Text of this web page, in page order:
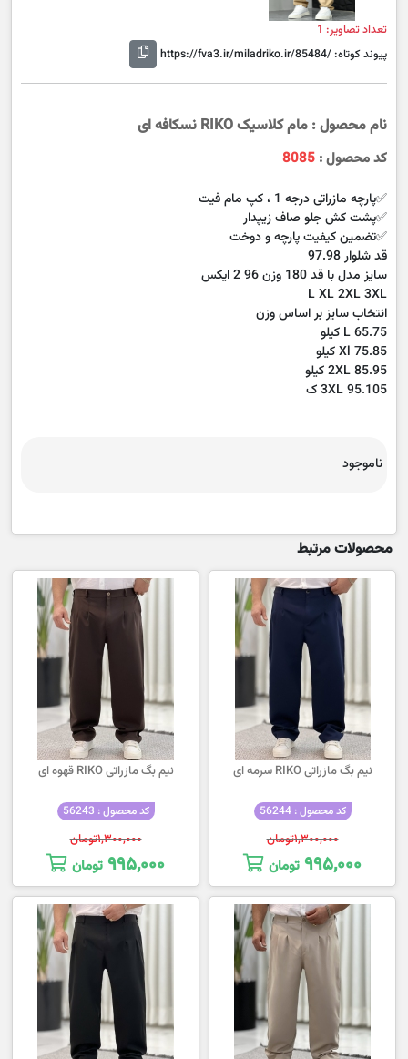
تعداد تصاویر: 1
پیوند کوتاه:https://fva3.ir/miladriko.ir/85484/
نام محصول : مام کلاسیک RIKO نسکافه ای
کد محصول : 8085
✅️پارچه مازراتی درجه 1 ، کپ مام فیت
✅️پشت کش جلو صاف زیپدار
✅️تضمین کیفیت پارچه و دوخت
قد شلوار 97.98
سایز مدل با قد 180 وزن 96 2 ایکس
‎ L XL 2XL 3XL
انتخاب سایز بر اساس وزن
L 65.75 کیلو
Xl 75.85 کیلو
2XL 85.95 کیلو
3XL 95.105 ک
ناموجود
محصولات مرتبط
نیم بگ مازراتی RIKO سرمه ای
کد محصول : 56244
۱,۳۰۰,۰۰۰تومان
۹۹۵,۰۰۰ تومان
نیم بگ مازراتی RIKO قهوه ای
کد محصول : 56243
۱,۳۰۰,۰۰۰تومان
۹۹۵,۰۰۰ تومان